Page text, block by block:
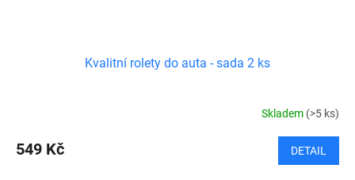
Kvalitní rolety do auta - sada 2 ks
Skladem (>5 ks)
549 Kč DETAIL